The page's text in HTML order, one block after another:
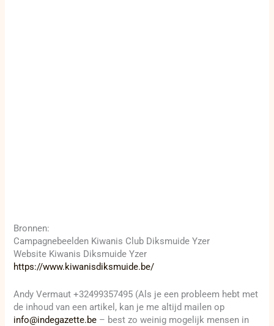
Bronnen:
Campagnebeelden Kiwanis Club Diksmuide Yzer
Website Kiwanis Diksmuide Yzer
https://www.kiwanisdiksmuide.be/
Andy Vermaut +32499357495 (Als je een probleem hebt met
de inhoud van een artikel, kan je me altijd mailen op
info@indegazette.be – best zo weinig mogelijk mensen in